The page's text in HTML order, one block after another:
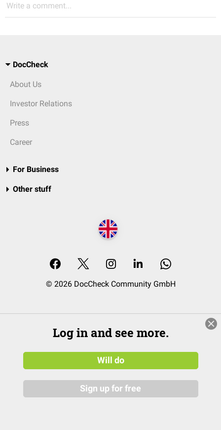
Write a comment...
DocCheck
About Us
Investor Relations
Press
Career
For Business
Other stuff
© 2026 DocCheck Community GmbH
Log in and see more.
Will do
Sign up for free